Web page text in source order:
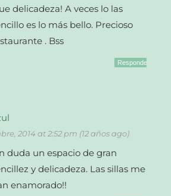
delicadeza! A veces lo las
es lo más bello. Precioso
. Bss
Responder
2014 at 2:52 pm (12 años ago)
duda un espacio de gran
y delicadeza. Las sillas me
enamorado!!